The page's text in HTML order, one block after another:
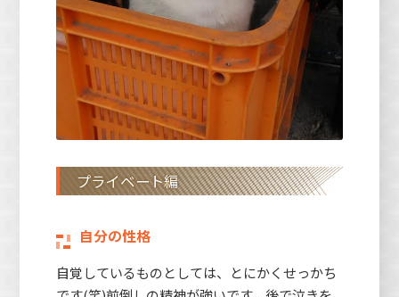
プライベート編
自分の性格
自覚しているものとしては、とにかくせっかち